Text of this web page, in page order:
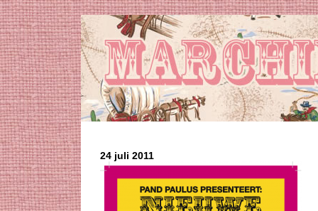
24 juli 2011